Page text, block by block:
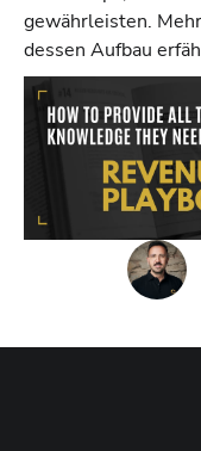
gewährleisten.
dessen Aufbau